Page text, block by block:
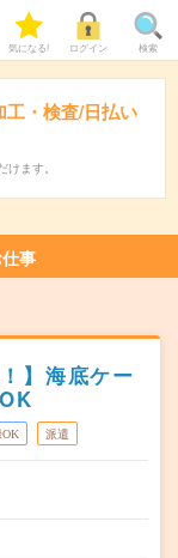
気になる! ログイン 検索
工・検査/日払い
けます。
事
】海底ケー
OK 派遣